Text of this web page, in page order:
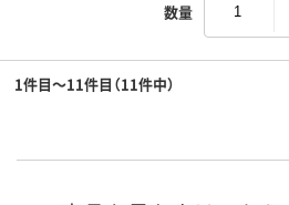
数量
1件目～11件目（11件中）